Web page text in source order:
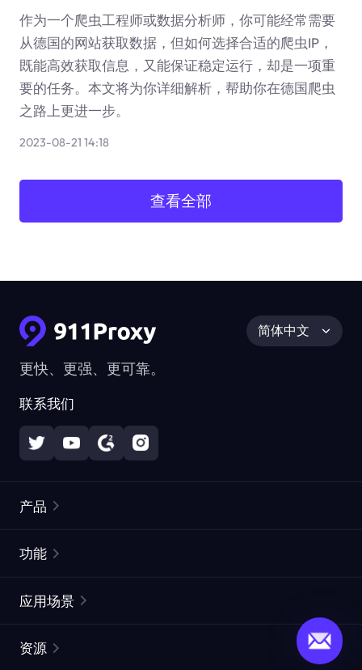
作为一个爬虫工程师或数据分析师，你可能经常需要
从德国的网站获取数据，但如何选择合适的爬虫IP，
既能高效获取信息，又能保证稳定运行，却是一项重
要的任务。本文将为你详细解析，帮助你在德国爬虫
之路上更进一步。
2023-08-21 14:18
查看全部
更快、更强、更可靠。
联系我们
简体中文
产品
静态住宅代理
功能
ISP代理
应用场景
资源